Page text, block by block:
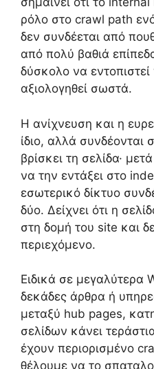
ρόλο στο crawl path
δεν συνδέεται από
από πολύ βαθιά
δύσκολο να
αξιολογηθεί σωστά.
Η ανίχνευση και η
ίδιο, αλλά
βρίσκει τη σελίδα·
να την εντάξει στο
εσωτερικό δίκτυο
δύο. Δείχνει ότι η
στη δομή του site και
περιεχόμενο.
Ειδικά σε μεγαλύτερα
δεκάδες άρθρα ή
μεταξύ hub pages,
σελίδων κάνει
έχουν περιορισμένο
θέλουμε να το